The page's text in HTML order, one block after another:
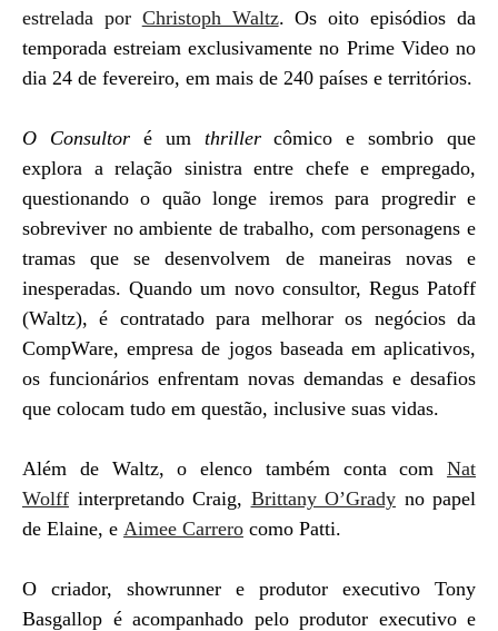
estrelada por Christoph Waltz. Os oito episódios da
temporada estreiam exclusivamente no Prime Video no
dia 24 de fevereiro, em mais de 240 países e territórios.
O Consultoré um thrillercômico e sombrio que
explora a relação sinistra entre chefe e empregado,
questionando o quão longe iremos para progredir e
sobreviver no ambiente de trabalho, com personagens e
tramas que se desenvolvem de maneiras novas e
inesperadas. Quando um novo consultor, Regus Patoff
(Waltz), é contratado para melhorar os negócios da
CompWare, empresa de jogos baseada em aplicativos,
os funcionários enfrentam novas demandas e desafios
que colocam tudo em questão, inclusive suas vidas.
Além de Waltz, o elenco também conta com Nat
Wolff interpretando Craig, Brittany O’Grady no papel
de Elaine, e Aimee Carrero como Patti.
O criador, showrunner e produtor executivo Tony
Basgallop é acompanhado pelo produtor executivo e